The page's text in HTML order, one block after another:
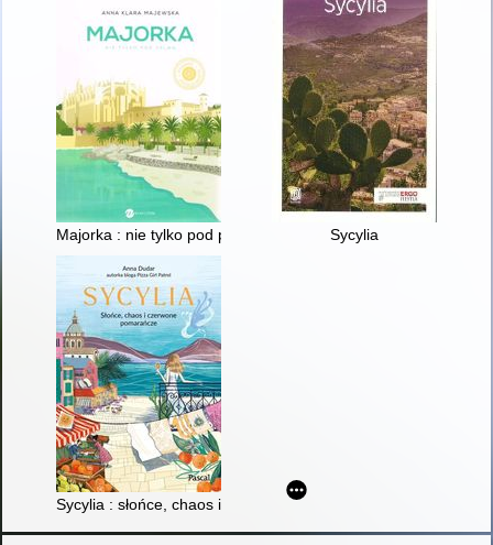
Majorka : nie tylko pod palmą Sycylia
Sycylia : słońce, chaos i czerwone pomarańcze